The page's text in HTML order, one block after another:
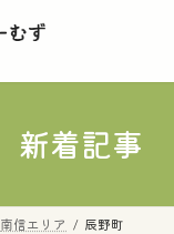
新着記事
南信エリア 辰野町